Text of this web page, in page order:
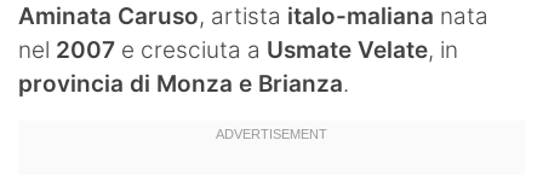
Aminata Caruso, artista italo-maliana nata
nel 2007 e cresciuta a Usmate Velate, in
provincia di Monza e Brianza.